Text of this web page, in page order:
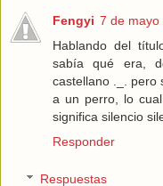
Fengyi 7 de mayo
Hablando del
sabía qué era,
castellano ._. pero
a un perro, lo
significa silencio
Responder
Respuestas